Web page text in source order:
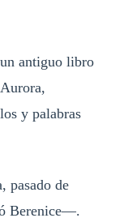
antiguo libro
y palabras
pasado de
Berenice—.